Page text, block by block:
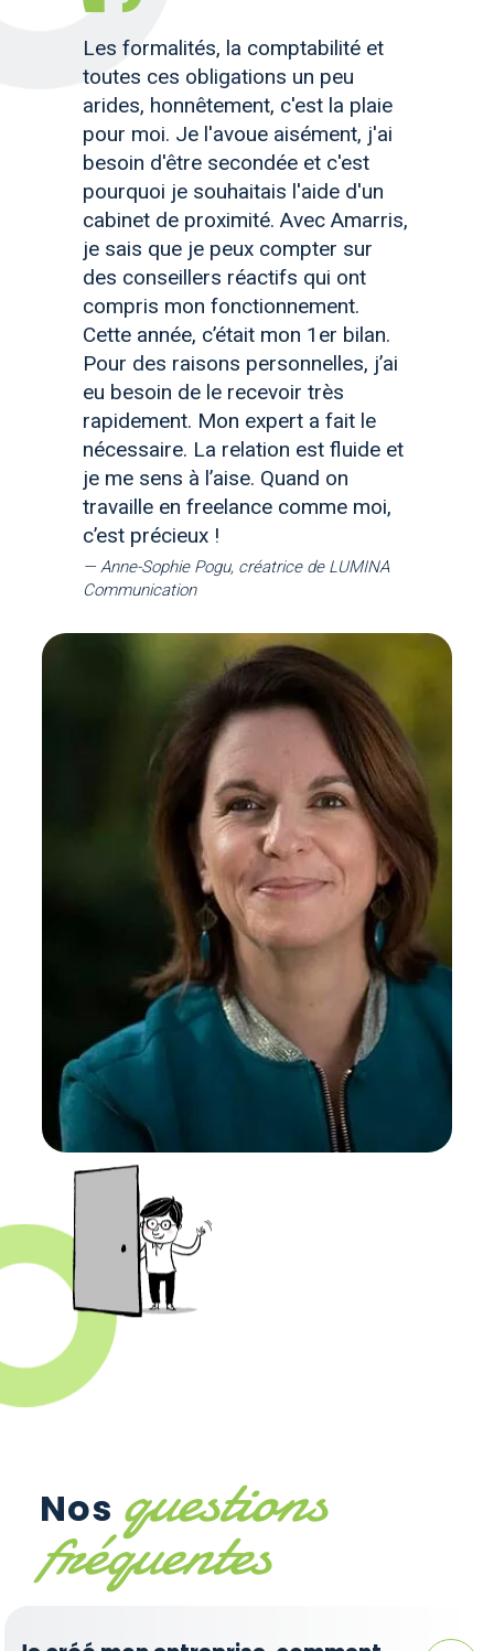
Les formalités, la comptabilité et
toutes ces obligations un peu
arides, honnêtement, c'est la plaie
pour moi. Je l'avoue aisément, j'ai
besoin d'être secondée et c'est
pourquoi je souhaitais l'aide d'un
cabinet de proximité. Avec Amarris,
je sais que je peux compter sur
des conseillers réactifs qui ont
compris mon fonctionnement.
Cette année, c’était mon 1er bilan.
Pour des raisons personnelles, j’ai
eu besoin de le recevoir très
rapidement. Mon expert a fait le
nécessaire. La relation est fluide et
je me sens à l’aise. Quand on
travaille en freelance comme moi,
c’est précieux !
Anne-Sophie Pogu, créatrice de LUMINA
Communication
Nos questions
fréquentes